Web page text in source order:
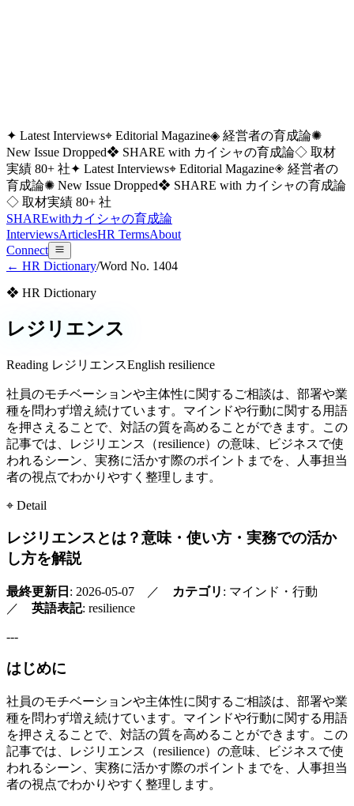
✦ Latest Interviews⌖ Editorial Magazine◈ 経営者の育成論✺
New Issue Dropped❖ SHARE with カイシャの育成論◇ 取材
実績 80+ 社✦ Latest Interviews⌖ Editorial Magazine◈ 経営者の
育成論✺ New Issue Dropped❖ SHARE with カイシャの育成論
◇ 取材実績 80+ 社
SHAREwithカイシャの育成論
InterviewsArticlesHR TermsAbout
Connect
← HR Dictionary/Word No. 1404
❖ HR Dictionary
レジリエンス
Reading レジリエンスEnglish resilience
社員のモチベーションや主体性に関するご相談は、部署や業
種を問わず増え続けています。マインドや行動に関する用語
を押さえることで、対話の質を高めることができます。この
記事では、レジリエンス（resilience）の意味、ビジネスで使
われるシーン、実務に活かす際のポイントまでを、人事担当
者の視点でわかりやすく整理します。
⌖ Detail
レジリエンスとは？意味・使い方・実務での活か
し方を解説
最終更新日 : 2026-05-07 ／ カテゴリ : マインド・行動
／ 英語表記: resilience
---
はじめに
社員のモチベーションや主体性に関するご相談は、部署や業
種を問わず増え続けています。マインドや行動に関する用語
を押さえることで、対話の質を高めることができます。この
記事では、レジリエンス（resilience）の意味、ビジネスで使
われるシーン、実務に活かす際のポイントまでを、人事担当
者の視点でわかりやすく整理します。